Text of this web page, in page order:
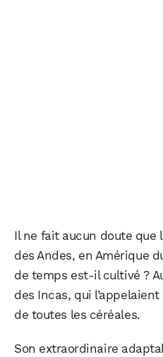
Il ne fait aucun doute que
des Andes, en Amérique
de temps est-il cultivé ?
des Incas, qui
de toutes les céréales.
Son extraordinaire